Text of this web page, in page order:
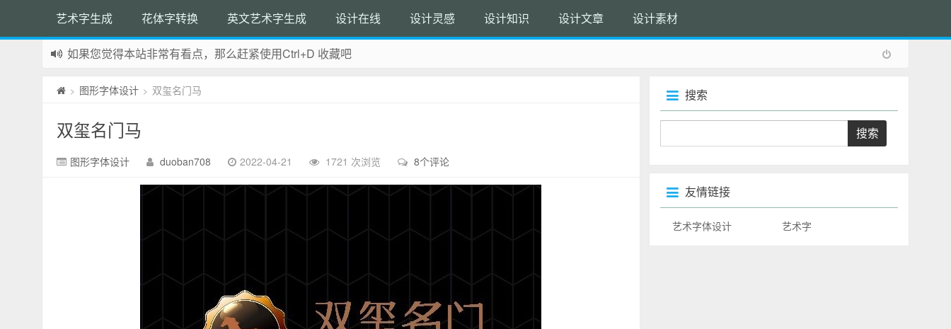
艺术字生成 花体字转换 英文艺术字生成 设计在线 设计灵感 设计知识 设计文章 设计素材
如果您觉得本站非常有看点，那么赶紧使用Ctrl+D 收藏吧
> 图形字体设计 > 双玺名门马
双玺名门马
图形字体设计 duoban708 2022-04-21 1721 次浏览 8个评论
搜索
友情链接
艺术字体设计 艺术字